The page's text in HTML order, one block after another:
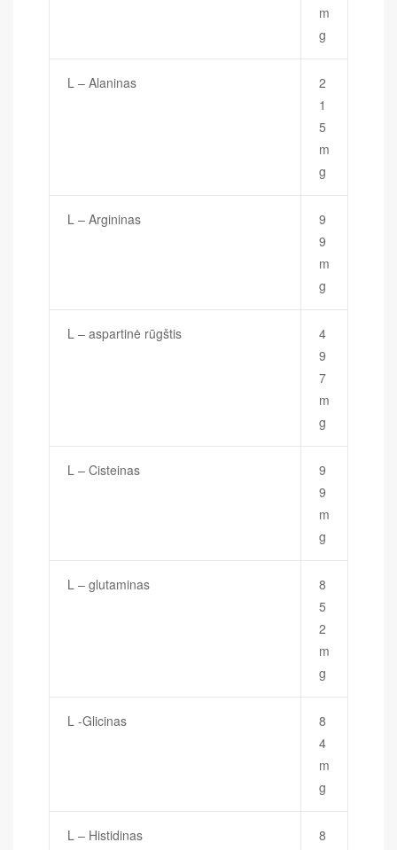
m
g
L – Alaninas
2
1
5
m
g
L – Argininas
9
9
m
g
L – aspartinė rūgštis
4
9
7
m
g
L – Cisteinas
9
9
m
g
L – glutaminas
8
5
2
m
g
L -Glicinas
8
4
m
g
L – Histidinas
8